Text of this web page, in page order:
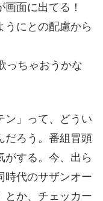
面に出てる！
うにとの配慮から
っちゃおうかな
ン」って、どうい
だろう。番組冒頭
がする。今、出ら
時代のサザンオー
とか、チェッカー